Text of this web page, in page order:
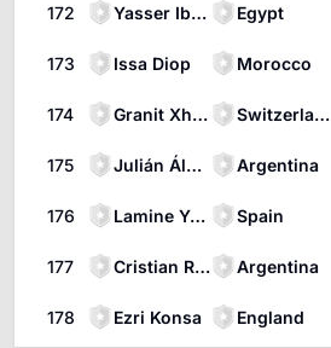
172 Yasser Ibrahim Hanafi Egypt
173 Issa Diop Morocco
174 Granit Xhaka Switzerland
175 Julián Álvarez Argentina
176 Lamine Yamal Spain
177 Cristian Romero Argentina
178 Ezri Konsa England